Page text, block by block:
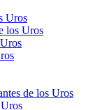
Uros
los Uros
de los Uros